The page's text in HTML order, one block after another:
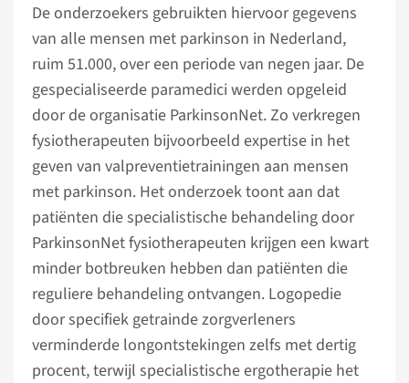
De onderzoekers gebruikten hiervoor gegevens
van alle mensen met parkinson in Nederland,
ruim 51.000, over een periode van negen jaar. De
gespecialiseerde paramedici werden opgeleid
door de organisatie ParkinsonNet. Zo verkregen
fysiotherapeuten bijvoorbeeld expertise in het
geven van valpreventietrainingen aan mensen
met parkinson. Het onderzoek toont aan dat
patiënten die specialistische behandeling door
ParkinsonNet fysiotherapeuten krijgen een kwart
minder botbreuken hebben dan patiënten die
reguliere behandeling ontvangen. Logopedie
door specifiek getrainde zorgverleners
verminderde longontstekingen zelfs met dertig
procent, terwijl specialistische ergotherapie het